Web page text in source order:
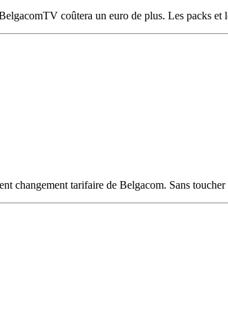
coûtera un euro de plus. Les packs et
changement tarifaire de Belgacom. Sans